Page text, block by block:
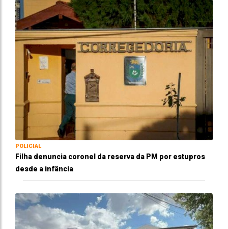
POLICIAL
Filha denuncia coronel da reserva da PM por estupros
desde a infância